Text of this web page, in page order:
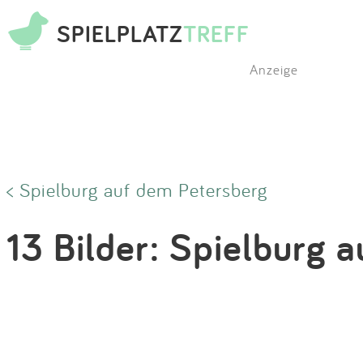
SPIELPLATZTREFF
Anzeige
< Spielburg auf dem Petersberg
13 Bilder: Spielburg